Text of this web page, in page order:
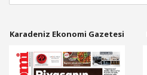
Karadeniz Ekonomi Gazetesi